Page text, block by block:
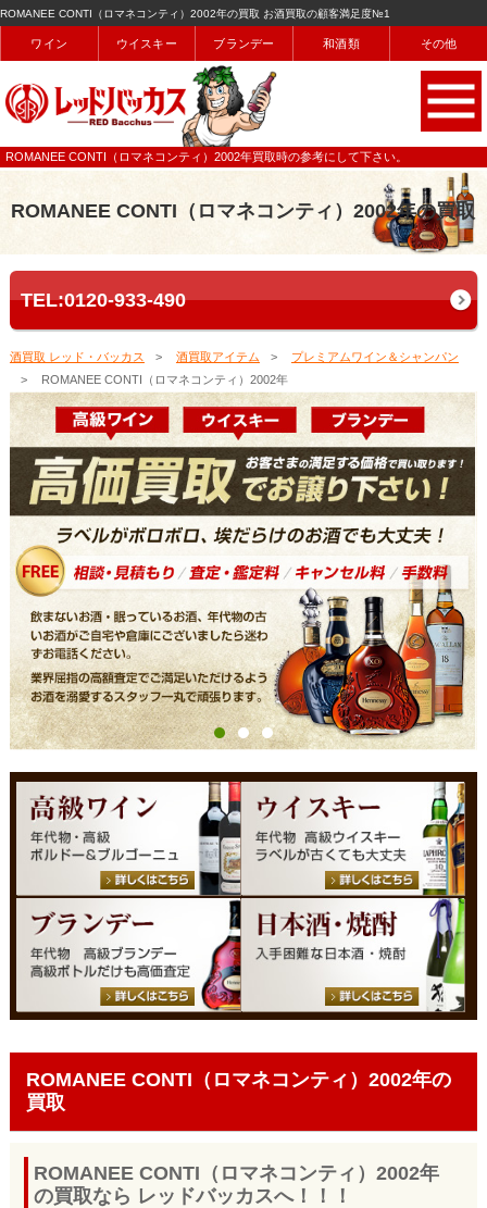
ROMANEE CONTI（ロマネコンティ）2002年の買取 お酒買取の顧客満足度№1
ワイン ウイスキー ブランデー 和酒類 その他
ROMANEE CONTI（ロマネコンティ）2002年買取時の参考にして下さい。
ROMANEE CONTI（ロマネコンティ）2002年の買取
TEL:0120-933-490
酒買取 レッド・バッカス 酒買取アイテム
プレミアムワイン＆シャンパン
ROMANEE CONTI（ロマネコンティ）2002年
ROMANEE CONTI（ロマネコンティ）2002年の
買取
ROMANEE CONTI（ロマネコンティ）2002年
の買取なら レッドバッカスへ！！！